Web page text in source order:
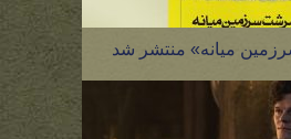
میانه» منتشر شد